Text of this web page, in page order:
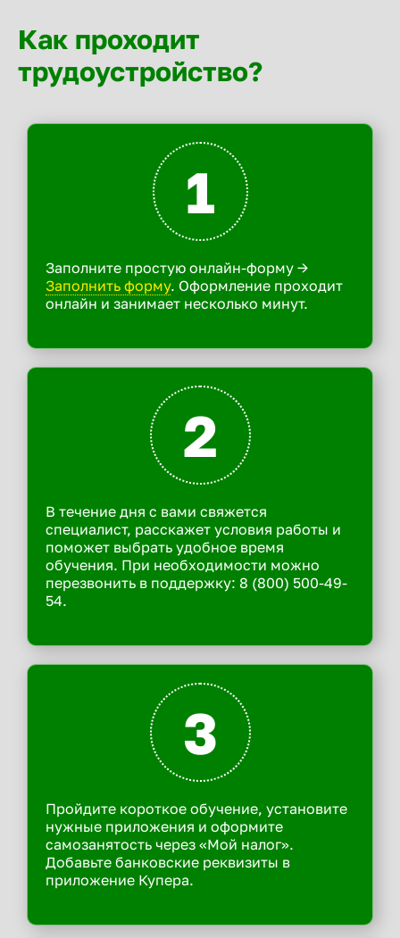
Как проходит
трудоустройство?
1
Заполните простую онлайн-форму ->
Заполнить форму. Оформление проходит
онлайн и занимает несколько минут.
2
В течение дня с вами свяжется
специалист, расскажет условия работы и
поможет выбрать удобное время
обучения. При необходимости можно
перезвонить в поддержку: 8 (800) 500-49-
54.
3
Пройдите короткое обучение, установите
нужные приложения и оформите
самозанятость через «Мой налог».
Добавьте банковские реквизиты в
приложение Купера.